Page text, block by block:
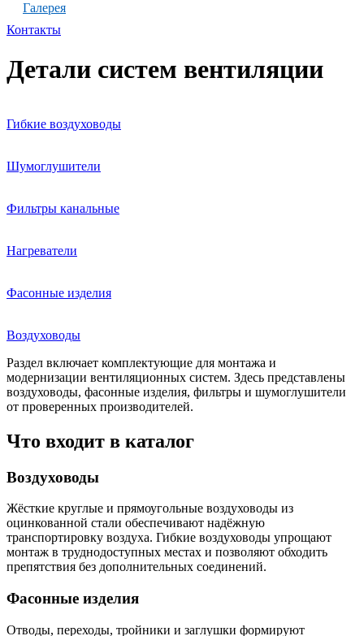
Галерея
Контакты
Детали систем вентиляции
Гибкие воздуховоды
Шумоглушители
Фильтры канальные
Нагреватели
Фасонные изделия
Воздуховоды
Раздел включает комплектующие для монтажа и
модернизации вентиляционных систем. Здесь представлены
воздуховоды, фасонные изделия, фильтры и шумоглушители
от проверенных производителей.
Что входит в каталог
Воздуховоды
Жёсткие круглые и прямоугольные воздуховоды из
оцинкованной стали обеспечивают надёжную
транспортировку воздуха. Гибкие воздуховоды упрощают
монтаж в труднодоступных местах и позволяют обходить
препятствия без дополнительных соединений.
Фасонные изделия
Отводы, переходы, тройники и заглушки формируют